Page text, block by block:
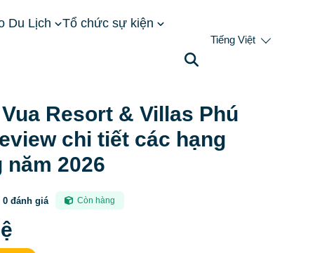
Du Lịch Tổ chức sự kiện
Tiếng Việt
Resort & Villas Phú
chi tiết các hạng
năm 2026
0 đánh giá Còn hàng